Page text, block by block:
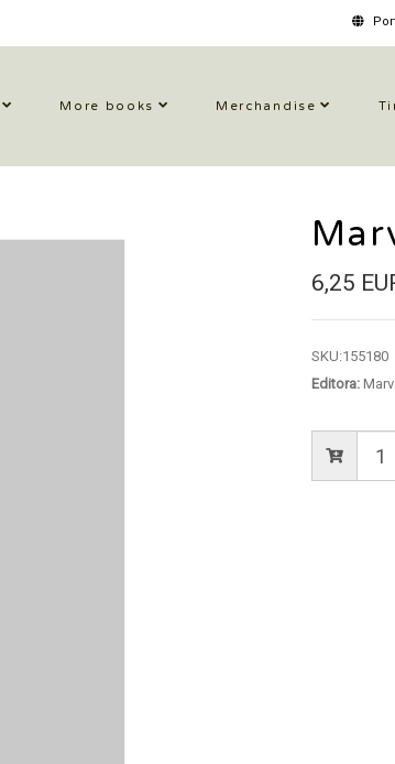
More books Merchandise
6,25
SKU:155180
Editora: